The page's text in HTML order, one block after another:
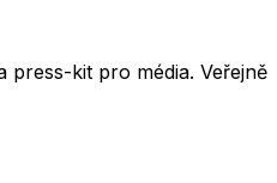
press-kit pro média. Veřejně